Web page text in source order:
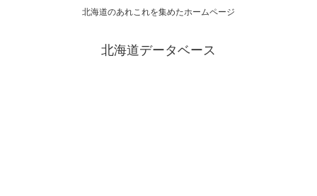
北海道のあれこれを集めたホームページ
北海道データベース